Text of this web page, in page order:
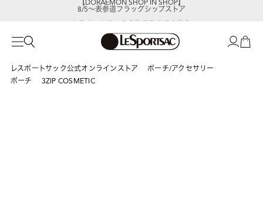
レスポートサック公式オンラインストア
ポーチ/アクセサリー
ポーチ
3ZIP COSMETIC